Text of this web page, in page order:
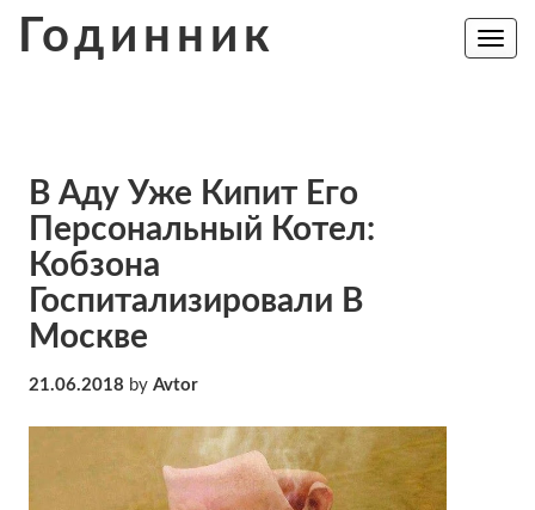
Годинник
Toggle
В Аду Уже Кипит Его
Персональный Котел:
Кобзона
Госпитализировали В
Москве
21.06.2018 by Avtor